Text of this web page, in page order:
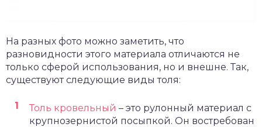
На разных фото можно заметить, что
разновидности этого материала отличаются не
только сферой использования, но и внешне. Так,
существуют следующие виды толя:
Толь кровельный – это рулонный материал с
крупнозернистой посыпкой. Он востребован